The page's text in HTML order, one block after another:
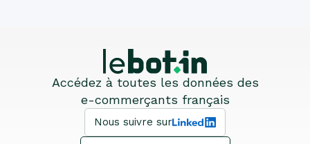
Accédez à toutes les données des
e-commerçants français
Nous suivre sur